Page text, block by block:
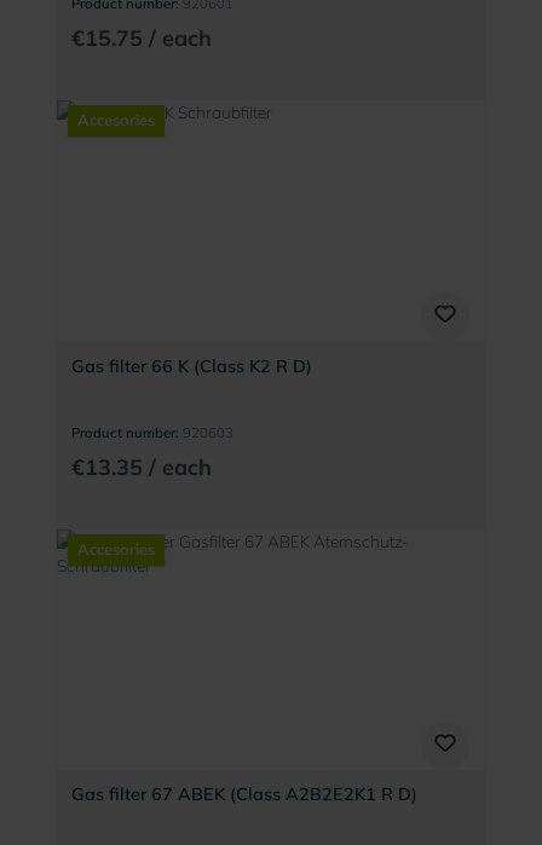
Product number: 920601
€15.75 / each
Accesories
Gas filter 66 K (Class K2 R D)
Product number: 920603
€13.35 / each
Accesories
Gas filter 67 ABEK (Class A2B2E2K1 R D)